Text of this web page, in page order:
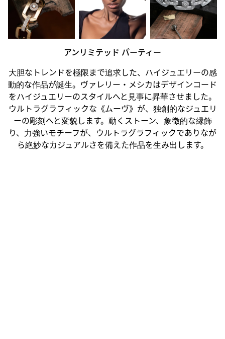
アンリミテッド パーティー
大胆なトレンドを極限まで追求した、ハイジュエリーの感
動的な作品が誕生。ヴァレリー・メシカはデザインコード
をハイジュエリーのスタイルへと見事に昇華させました。
ウルトラグラフィックな《ムーヴ》が、独創的なジュエリ
ーの彫刻へと変貌します。動くストーン、象徴的な縁飾
り、力強いモチーフが、ウルトラグラフィックでありなが
ら絶妙なカジュアルさを備えた作品を生み出します。